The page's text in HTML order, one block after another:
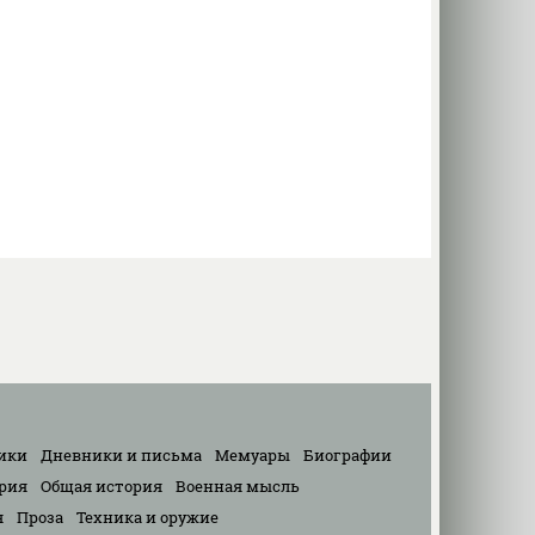
Дневники и письма Мемуары
Биографии
Общая история
Военная мысль
Проза Техника и оружие